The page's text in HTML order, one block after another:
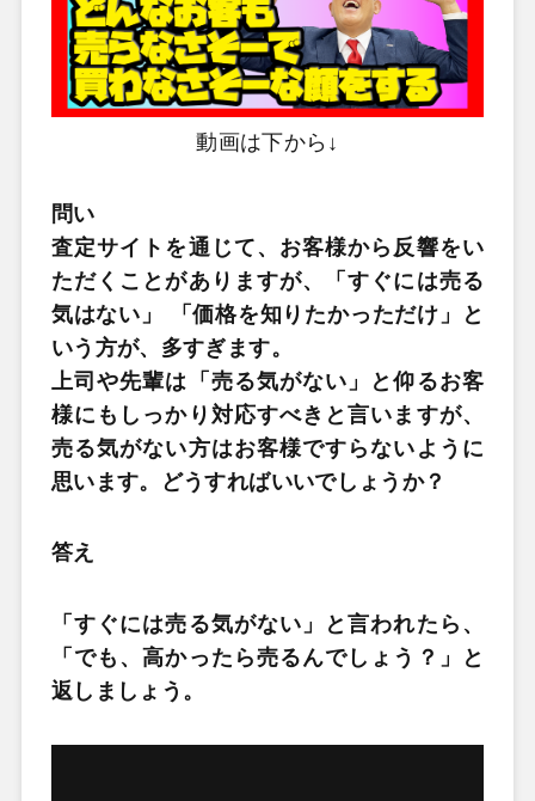
動画は下から↓
問い
査定サイトを通じて、お客様から反響をい
ただくことがありますが、「すぐには売る
気はない」 「価格を知りたかっただけ」と
いう方が、多すぎます。
上司や先輩は「売る気がない」と仰るお客
様にもしっかり対応すべきと言いますが、
売る気がない方はお客様ですらないように
思います。どうすればいいでしょうか？
答え
「すぐには売る気がない」と言われたら、
「でも、高かったら売るんでしょう？」と
返しましょう。